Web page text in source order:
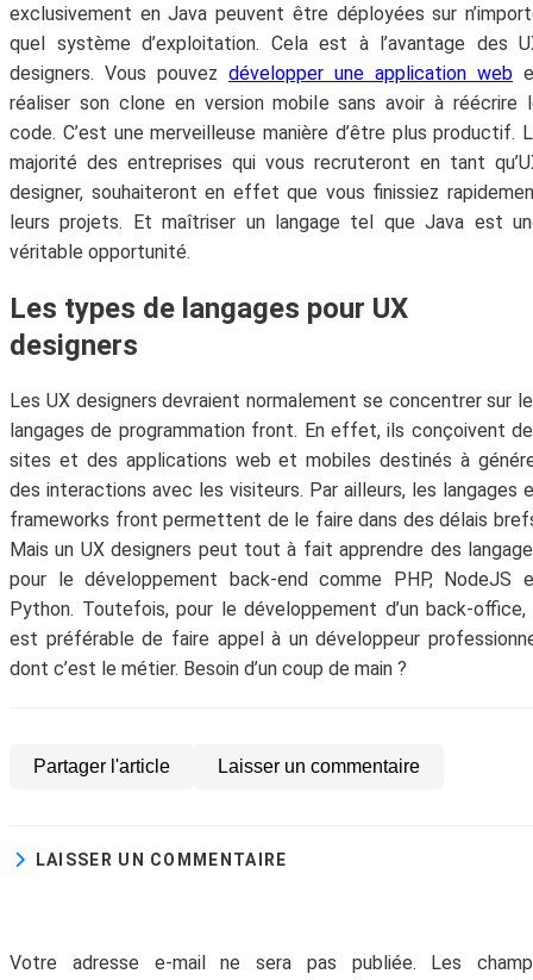
exclusivement en Java peuvent être déployées sur
quel système d’exploitation. Cela est à l’avantage des
designers. Vous pouvez développer une application web
réaliser son clone en version mobile sans avoir à réécrire
code. C’est une merveilleuse manière d’être plus productif.
majorité des entreprises qui vous recruteront en tant
designer, souhaiteront en effet que vous finissiez
leurs projets. Et maîtriser un langage tel que Java est
véritable opportunité.
Les types de langages pour UX
designers
Les UX designers devraient normalement se concentrer sur
langages de programmation front. En effet, ils conçoivent
sites et des applications web et mobiles destinés à
des interactions avec les visiteurs. Par ailleurs, les langages
frameworks front permettent de le faire dans des délais
Mais un UX designers peut tout à fait apprendre des
pour le développement back-end comme PHP, NodeJS
Python. Toutefois, pour le développement d’un back-office,
est préférable de faire appel à un développeur
dont c’est le métier. Besoin d’un coup de main ?
Partager l'article Laisser un commentaire
LAISSER UN COMMENTAIRE
Votre adresse e-mail ne sera pas publiée.
Les
Abonne-toi à la Newsletter
!
Inscris-toi gratuitement à la Newsletter pour
recevoir chaque mois du contenu digital